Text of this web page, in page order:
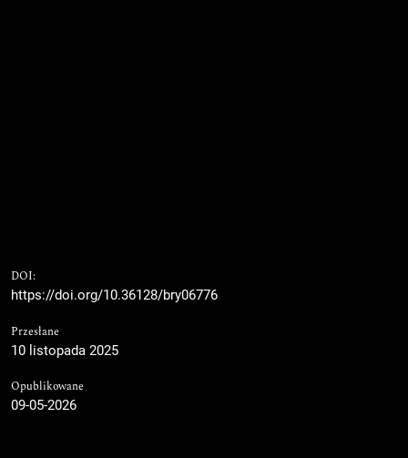
DOI:
https://doi.org/10.36128/bry06776
Przesłane
10 listopada 2025
Opublikowane
09-05-2026